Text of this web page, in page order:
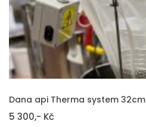
VLOŽIT DO KOŠÍKU
Dana api Therma system 32cm
5 300,- Kč